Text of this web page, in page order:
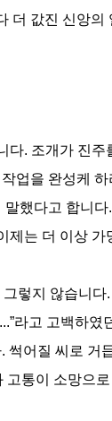
더 값진 신앙의
다. 조개가 진
업을 완성케
했다고 합니
는 더 이상
렇지 않습니
라고 고백하
어질 씨로 거
통이 소망으로